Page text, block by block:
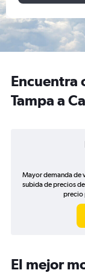
Encuentra
Tampa a
Mayor demanda de
subida de precios
precio
El mejor